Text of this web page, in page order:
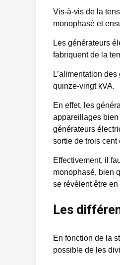
Vis-à-vis de la
monophasé et
Les générateurs
fabriquent de la
L’alimentation
quinze-vingt kVA.
En effet, les
appareillages bien
générateurs
sortie de trois cent
Effectivement, il
monophasé, bien
se révèlent être
Les
En fonction de la
possible de les